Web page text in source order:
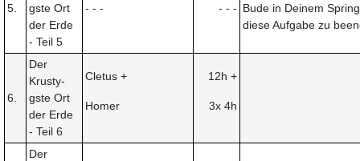
5.
gste Ort
der Erde
- Teil 5
- - - - - - Bude in Deinem
diese Aufgabe zu
6.
Der
Krusty-
gste Ort
der Erde
- Teil 6
Cletus +
Homer
12h +
3x 4h
Der